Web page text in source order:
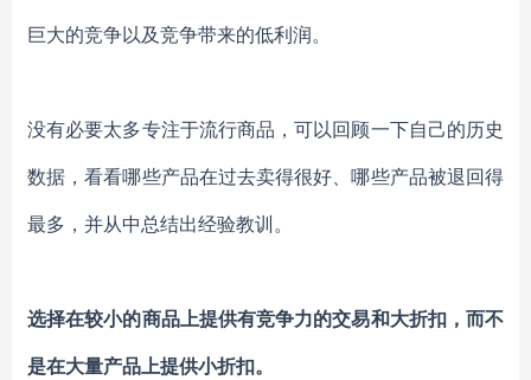
巨大的竞争以及竞争带来的低利润。
没有必要太多专注于流行商品，可以回顾一下自己的历史
数据，看看哪些产品在过去卖得很好、哪些产品被退回得
最多，并从中总结出经验教训。
选择在较小的商品上提供有竞争力的交易和大折扣，而不
是在大量产品上提供小折扣。